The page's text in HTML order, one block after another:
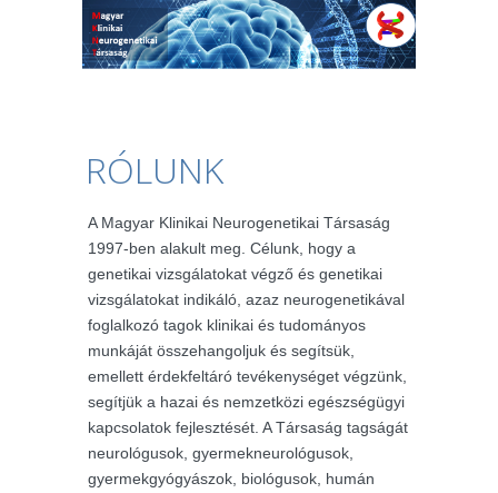
RÓLUNK
A Magyar Klinikai Neurogenetikai Társaság
1997-ben alakult meg. Célunk, hogy a
genetikai vizsgálatokat végző és genetikai
vizsgálatokat indikáló, azaz neurogenetikával
foglalkozó tagok klinikai és tudományos
munkáját összehangoljuk és segítsük,
emellett érdekfeltáró tevékenységet végzünk,
segítjük a hazai és nemzetközi egészségügyi
kapcsolatok fejlesztését. A Társaság tagságát
neurológusok, gyermekneurológusok,
gyermekgyógyászok, biológusok, humán